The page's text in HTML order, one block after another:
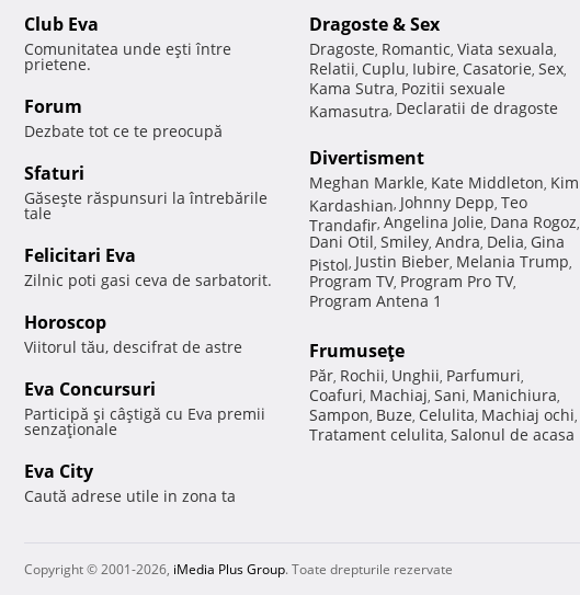
Club Eva
Comunitatea unde eşti între
prietene.
Forum
Dezbate tot ce te preocupă
Sfaturi
Găseşte răspunsuri la întrebările
tale
Felicitari Eva
Zilnic poti gasi ceva de sarbatorit.
Horoscop
Viitorul tău, descifrat de astre
Eva Concursuri
Participă şi câştigă cu Eva premii
senzaţionale
Eva City
Caută adrese utile in zona ta
Dragoste & Sex
Dragoste, Romantic, Viata sexuala,
Relatii, Cuplu, Iubire, Casatorie, Sex,
Kama Sutra, Pozitii sexuale
Kamasutra, Declaratii de dragoste
Divertisment
Meghan Markle, Kate Middleton, Kim
Kardashian, Johnny Depp, Teo
Trandafir, Angelina Jolie, Dana Rogoz,
Dani Otil, Smiley, Andra, Delia, Gina
Pistol, Justin Bieber, Melania Trump,
Program TV, Program Pro TV,
Program Antena 1
Frumuseţe
Păr, Rochii, Unghii, Parfumuri,
Coafuri, Machiaj, Sani, Manichiura,
Sampon, Buze, Celulita, Machiaj ochi,
Tratament celulita, Salonul de acasa
Copyright © 2001-2026, iMedia Plus Group. Toate drepturile rezervate